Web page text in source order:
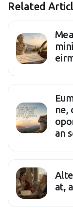
Related
ne,
an
at,